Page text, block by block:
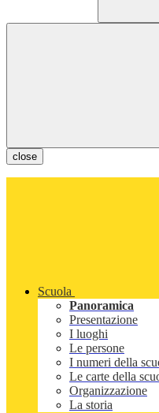
close
Scuola
Panoramica
Presentazione
I luoghi
Le persone
I numeri della
Le carte della
Organizzazione
La storia